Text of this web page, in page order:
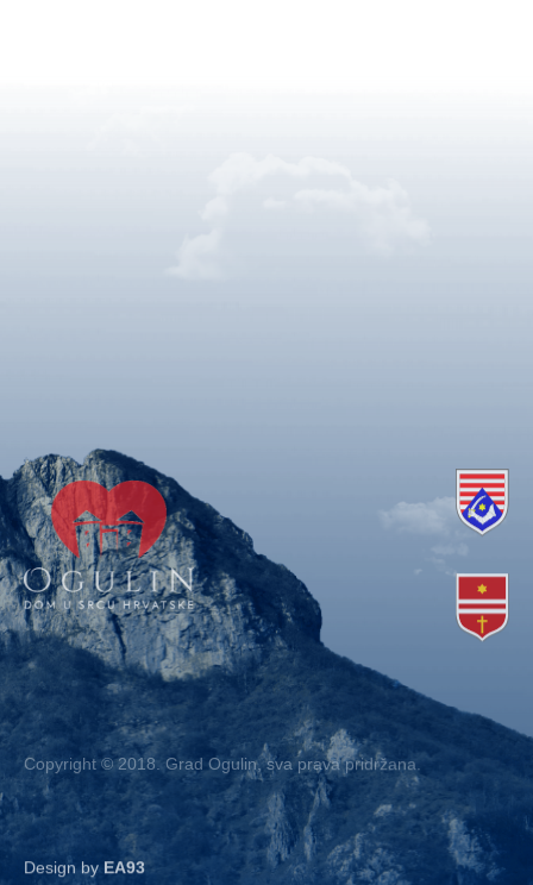
Copyright © 2018. Grad Ogulin, sva prava pridržana.
Design byEA93